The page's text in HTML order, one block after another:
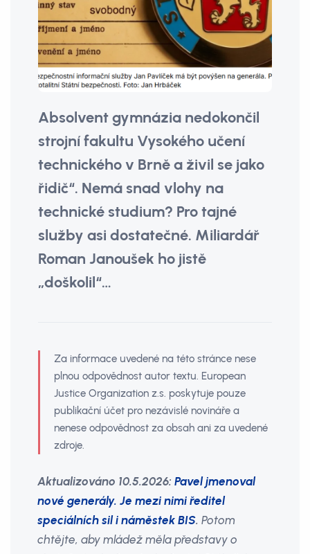
Absolvent gymnázia nedokončil
strojní fakultu Vysokého učení
technického v Brně a živil se jako
řidič“. Nemá snad vlohy na
technické studium? Pro tajné
služby asi dostatečné. Miliardář
Roman Janoušek ho jistě
„doškolil“…
Za informace uvedené na této stránce nese
plnou odpovědnost autor textu. European
Justice Organization z.s. poskytuje pouze
publikační účet pro nezávislé novináře a
nenese odpovědnost za obsah ani za uvedené
zdroje.
Aktualizováno 10.5.2026:Pavel jmenoval
nové generály. Je mezi nimi ředitel
speciálních sil i náměstek BIS.Potom
chtějte, aby mládež měla představy o